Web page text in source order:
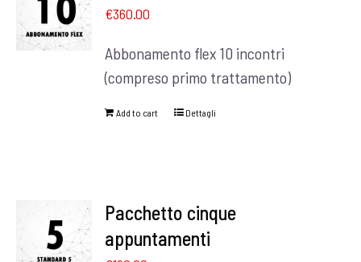
€360.00
Abbonamento flex 10 incontri
(compreso primo trattamento)
Add to cart Dettagli
Pacchetto cinque
appuntamenti